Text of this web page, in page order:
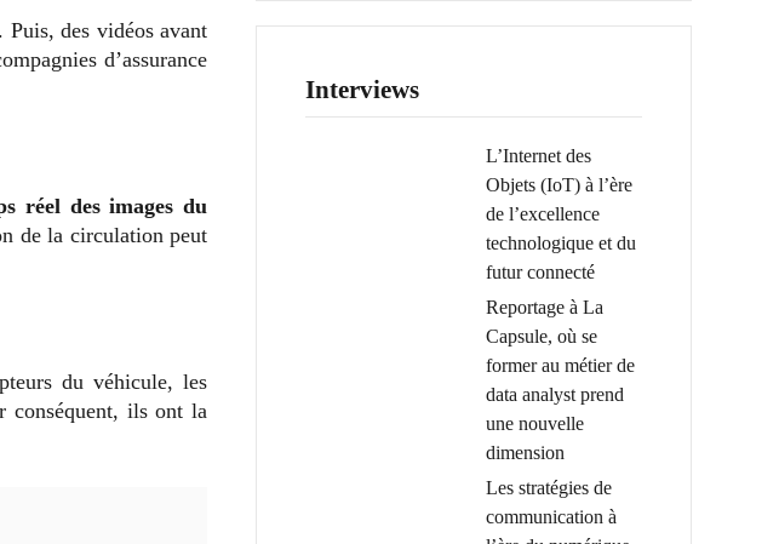
. Puis, des vidéos avant
d’assurance
réel des images du
de la circulation peut
du véhicule, les
conséquent, ils ont la
Interviews
L’Internet des
Objets (IoT) à l’ère
de l’excellence
technologique et du
futur connecté
Reportage à La
Capsule, où se
former au métier de
data analyst prend
une nouvelle
dimension
Les stratégies de
communication à